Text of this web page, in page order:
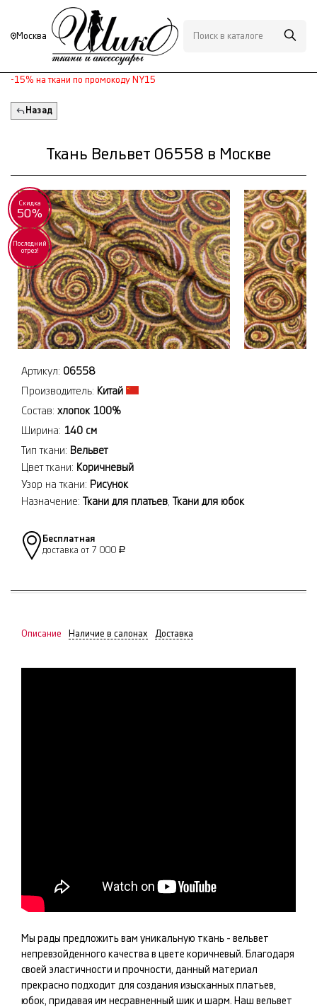
Москва
-15% на ткани по промокоду NY15
Назад
Ткань Вельвет 06558 в Москве
Скидка
50%
Последний
отрез!
Артикул: 06558
Производитель: Китай
Состав: хлопок 100%
Ширина: 140 см
Тип ткани: Вельвет
Цвет ткани: Коричневый
Узор на ткани: Рисунок
Назначение: Ткани для платьев Ткани для юбок
Бесплатная
доставка от 7 000 Р
Описание Наличие в салонах Доставка
Мы рады предложить вам уникальную ткань - вельвет
непревзойденного качества в цвете коричневый. Благодаря
своей эластичности и прочности, данный материал
прекрасно подходит для создания изысканных платьев,
юбок, придавая им несравненный шик и шарм. Наш вельвет